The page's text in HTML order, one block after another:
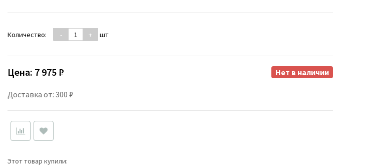
Количество: - + шт
Цена: 7 975 ₽
Доставка от: 300 ₽
Нет в наличии
Этот товар купили: